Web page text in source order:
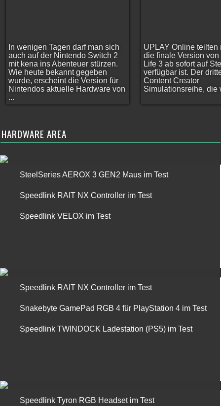
In wenigen Tagen darf man sich
auch auf der Nintendo Switch 2
mit kena ins Abenteuer stürzen.
Wie heute bekannt gegeben
wurde, erscheint die Version für
Nintendos aktuelle Hardware von
...
UPLAY Online teilten
die finale Version von
Life 3 ab sofort auf
verfügbar ist. Der
Content Creator
Simulationsreihe, die
HARDWARE AREA
SteelSeries AEROX 3 GEN2 Maus im Test
Speedlink RAIT NX Controller im Test
Speedlink VELOX im Test
Speedlink RAIT NX Controller im Test
Snakebyte GamePad RGB 4 für PlayStation 4 im Test
Speedlink TWINDOCK Ladestation (PS5) im Test
Speedlink Tyron RGB Headset im Test